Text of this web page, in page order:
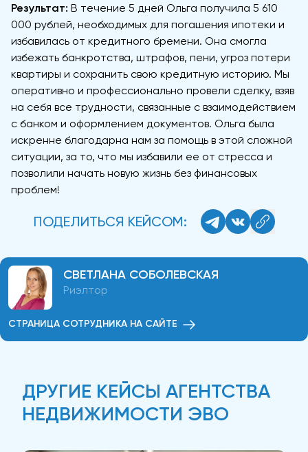
Результат: В течение 5 дней Ольга получила 5 610
000 рублей, необходимых для погашения ипотеки и
избавилась от кредитного бремени. Она смогла
избежать банкротства, штрафов, пени, угроз потери
квартиры и сохранить свою кредитную историю. Мы
оперативно и профессионально провели сделку, взяв
на себя все трудности, связанные с взаимодействием
с банком и оформлением документов. Ольга была
искренне благодарна нам за помощь в этой сложной
ситуации, за то, что мы избавили ее от стресса и
позволили начать новую жизнь без финансовых
проблем!
ПОДЕЛИТЬСЯ КЕЙСОМ:
СВЕТЛАНА СОБОЛЕВСКАЯ
Риэлтор
СТРАНИЦА СОТРУДНИКА НА САЙТЕ
ДРУГИЕ КЕЙСЫ АГЕНТСТВА
НЕДВИЖИМОСТИ ЭВО